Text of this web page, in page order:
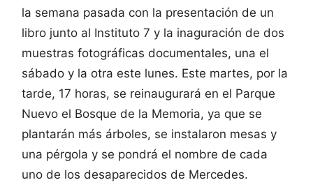
la semana pasada con la presentación de un
libro junto al Instituto 7 y la inaguración de dos
muestras fotográficas documentales, una el
sábado y la otra este lunes. Este martes, por la
tarde, 17 horas, se reinaugurará en el Parque
Nuevo el Bosque de la Memoria, ya que se
plantarán más árboles, se instalaron mesas y
una pérgola y se pondrá el nombre de cada
uno de los desaparecidos de Mercedes.